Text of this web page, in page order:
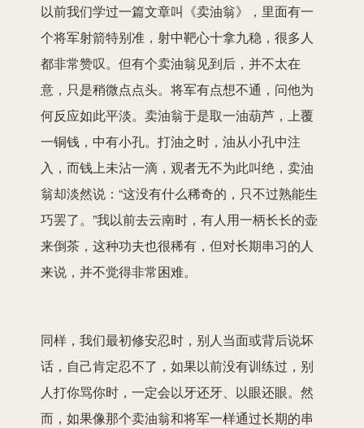
以前我们学过一篇文章叫《卖油翁》，里面有一
个将军射箭特别准，射中靶心十拿九稳，很多人
都非常赞叹。但有个卖油翁见到后，并不太在
意，只是稍微点点头。将军有点想不通，问他为
何反应如此平淡。卖油翁于是取一油葫芦，上覆
一铜钱，中有小孔。打油之时，油从小孔中注
入，而钱上未沾一滴，观者无不为此叫绝，卖油
翁却淡然说：“这没有什么稀奇的，只不过熟能生
巧罢了。”我以前去云南时，有人用一柄长长的壶
来倒茶，这种功夫也很稀有，但对长期串习的人
来说，并不觉得非常困难。
同样，我们最初修安忍时，别人当面或背后说坏
话，自己肯定忍不了，如果以前没有训练过，别
人打你骂你时，一定会以牙还牙、以眼还眼。然
而，如果像那个卖油翁和将军一样通过长期的串